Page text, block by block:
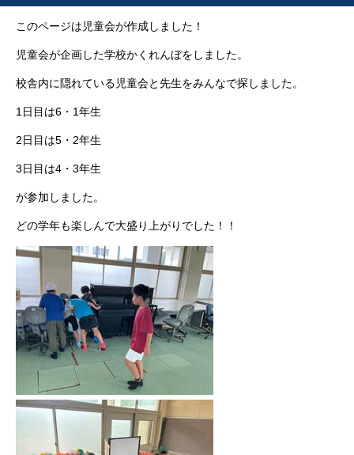
このページは児童会が作成しました！
児童会が企画した学校かくれんぼをしました。
校舎内に隠れている児童会と先生をみんなで探しました。
1日目は6・1年生
2日目は5・2年生
3日目は4・3年生
が参加しました。
どの学年も楽しんで大盛り上がりでした！！